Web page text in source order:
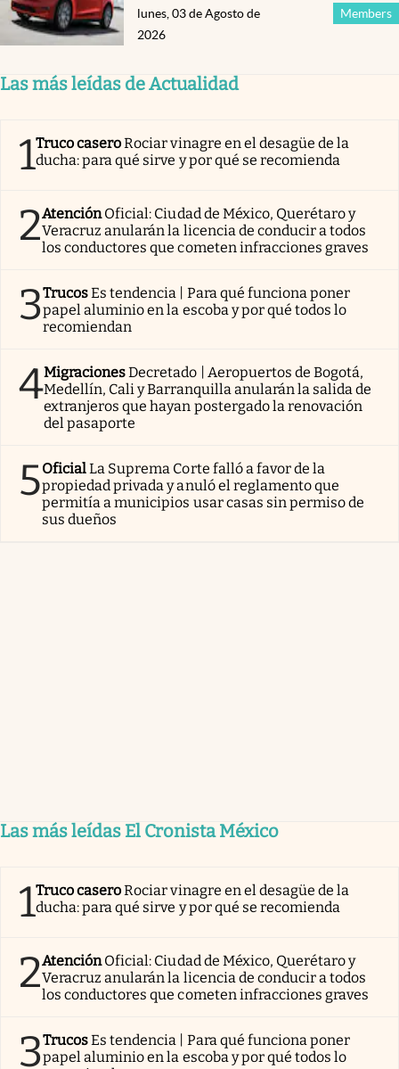
Members
lunes, 03 de Agosto de
2026
Las más leídas de Actualidad
1Truco caseroRociar vinagre en el desagüe de la
ducha: para qué sirve y por qué se recomienda
2AtenciónOficial: Ciudad de México, Querétaro y
Veracruz anularán la licencia de conducir a todos
los conductores que cometen infracciones graves
3TrucosEs tendencia | Para qué funciona poner
papel aluminio en la escoba y por qué todos lo
recomiendan
4MigracionesDecretado | Aeropuertos de Bogotá,
Medellín, Cali y Barranquilla anularán la salida de
extranjeros que hayan postergado la renovación
del pasaporte
5OficialLa Suprema Corte falló a favor de la
propiedad privada y anuló el reglamento que
permitía a municipios usar casas sin permiso de
sus dueños
Las más leídas El Cronista México
1Truco caseroRociar vinagre en el desagüe de la
ducha: para qué sirve y por qué se recomienda
2AtenciónOficial: Ciudad de México, Querétaro y
Veracruz anularán la licencia de conducir a todos
los conductores que cometen infracciones graves
3TrucosEs tendencia | Para qué funciona poner
papel aluminio en la escoba y por qué todos lo